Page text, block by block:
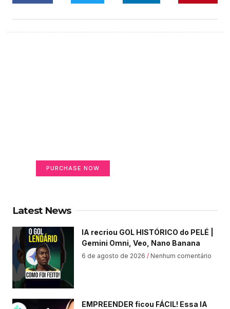
PURCHASE NOW
Latest News
IA recriou GOL HISTÓRICO do PELÉ |
Gemini Omni, Veo, Nano Banana
6 de agosto de 2026 Nenhum comentário
EMPREENDER ficou FÁCIL! Essa IA